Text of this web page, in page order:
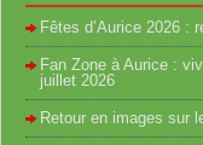
Fêtes d’Aurice 2026 :
Fan Zone à Aurice :
juillet 2026
Retour en images sur